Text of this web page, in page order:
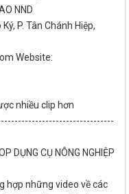
NND
P. Tân Chánh Hiệp,
Website:
nhiều clip hơn
DỤNG CỤ NÔNG NGHIỆP
hợp những video về các